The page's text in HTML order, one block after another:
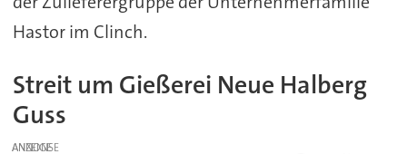
Hastor im Clinch.
Streit um Gießerei Neue Halberg
Guss
ANZEIGE